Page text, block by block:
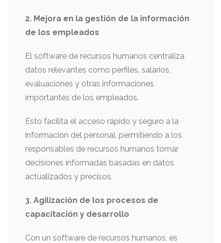
2. Mejora en la gestión de la información
de los empleados
El software de recursos humanos centraliza
datos relevantes como perfiles, salarios,
evaluaciones y otras informaciones
importantes de los empleados.
Esto facilita el acceso rápido y seguro a la
información del personal, permitiendo a los
responsables de recursos humanos tomar
decisiones informadas basadas en datos
actualizados y precisos.
3. Agilización de los procesos de
capacitación y desarrollo
Con un software de recursos humanos, es